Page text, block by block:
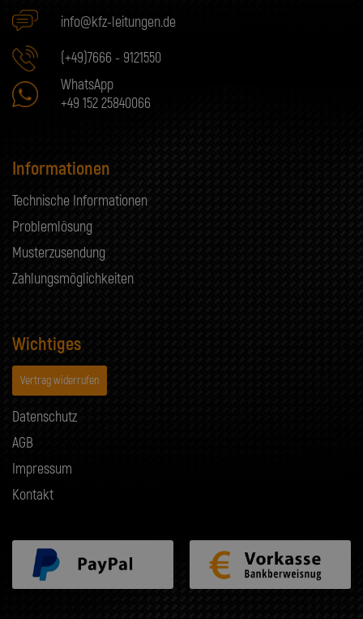
info@kfz-leitungen.de
(+49)7666 - 9121550
WhatsApp
+49 152 25840066
Informationen
Technische Informationen
Problemlösung
Musterzusendung
Zahlungsmöglichkeiten
Wichtiges
Vertrag widerrufen
Datenschutz
AGB
Impressum
Kontakt